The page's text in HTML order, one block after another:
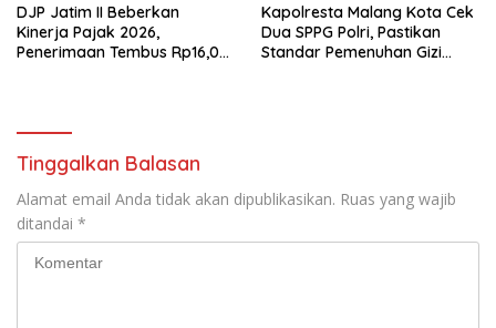
DJP Jatim II Beberkan
Kinerja Pajak 2026,
Penerimaan Tembus Rp16,08
Kapolresta Malang Kota Cek
Dua SPPG Polri, Pastikan
Standar Pemenuhan Gizi
Tinggalkan Balasan
Alamat email Anda tidak akan dipublikasikan. Ruas yang wajib
ditandai *